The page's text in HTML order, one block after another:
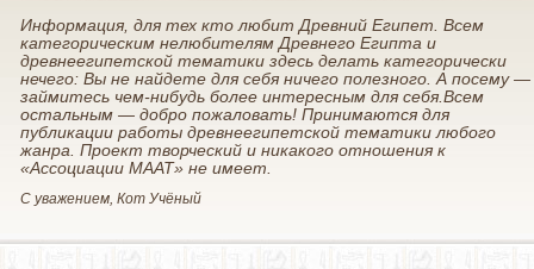
Информация, для тех кто любит Древний Египет. Всем
категорическим нелюбителям Древнего Египта и
древнеегипетской тематики здесь делать категорически
нечего: Вы не найдете для себя ничего полезного. А посему —
займитесь чем-нибудь более интересным для себя.Всем
остальным — добро пожаловать! Принимаются для
публикации работы древнеегипетской тематики любого
жанра. Проект творческий и никакого отношения к
«Ассоциации МААТ» не имеет.
С уважением, Кот Учёный